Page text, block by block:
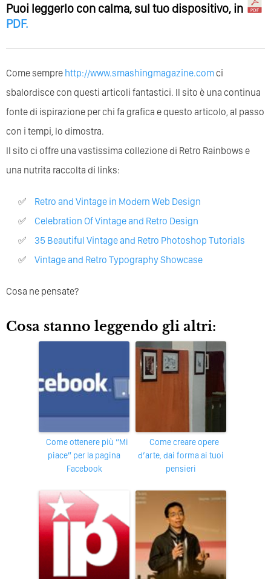
Puoi leggerlo con calma, sul tuo dispositivo, in
PDF.
Come sempre http://www.smashingmagazine.comci
sbalordisce con questi articoli fantastici. Il sito è una continua
fonte di ispirazione per chi fa grafica e questo articolo, al passo
con i tempi, lo dimostra.
Il sito ci offre una vastissima collezione di Retro Rainbows e
una nutrita raccolta di links:
Retro and Vintage in Modern Web Design
Celebration Of Vintage and Retro Design
35 Beautiful Vintage and Retro Photoshop Tutorials
Vintage and Retro Typography Showcase
Cosa ne pensate?
Cosa stanno leggendo gli altri:
Come ottenere più “Mi
piace” per la pagina
Facebook
Come creare opere
d’arte, dai forma ai tuoi
pensieri